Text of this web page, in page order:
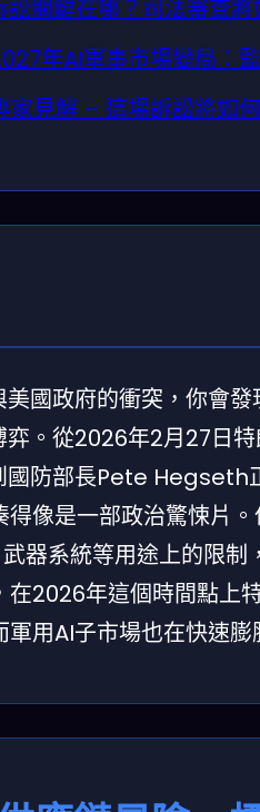
關鍵在哪？司法審查將
年AI軍事市場變局：
見解 – 這場訴訟將如
國政府的衝突，你會
。從2026年2月27日
防部長Pete Hegseth
得像是一部政治驚悚
器系統等用途上的限制
在2026年這個時間點上
用AI子市場也在快速膨